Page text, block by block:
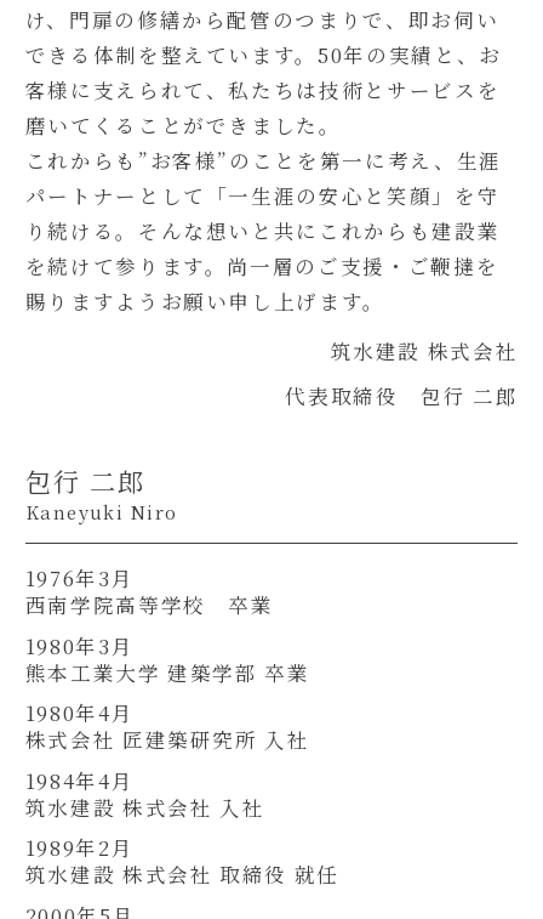
け、門扉の修繕から配管のつまりで、即お伺い
できる体制を整えています。50年の実績と、お
客様に支えられて、私たちは技術とサービスを
磨いてくることができました。
これからも”お客様”のことを第一に考え、生涯
パートナーとして「一生涯の安心と笑顔」を守
り続ける。そんな想いと共にこれからも建設業
を続けて参ります。尚一層のご支援・ご鞭撻を
賜りますようお願い申し上げます。
筑水建設 株式会社
代表取締役 包行 二郎
包行 二郎
Kaneyuki Niro
1976年3月
西南学院高等学校 卒業
1980年3月
熊本工業大学 建築学部 卒業
1980年4月
株式会社 匠建築研究所 入社
1984年4月
筑水建設 株式会社 入社
1989年2月
筑水建設 株式会社 取締役 就任